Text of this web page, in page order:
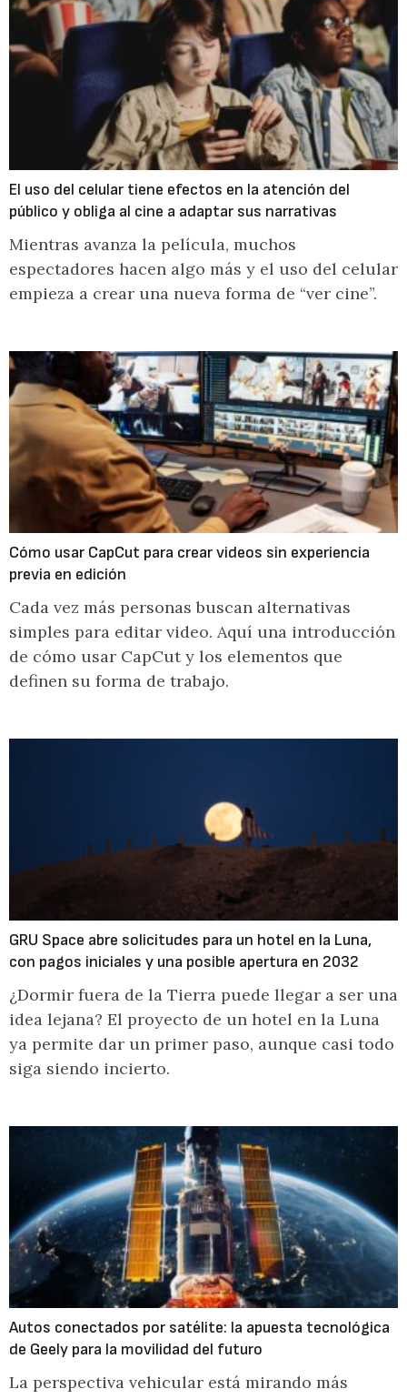
El uso del celular tiene efectos en la atención del
público y obliga al cine a adaptar sus narrativas
Mientras avanza la película, muchos
espectadores hacen algo más y el uso del celular
empieza a crear una nueva forma de “ver cine”.
Cómo usar CapCut para crear videos sin experiencia
previa en edición
Cada vez más personas buscan alternativas
simples para editar video. Aquí una introducción
de cómo usar CapCut y los elementos que
definen su forma de trabajo.
GRU Space abre solicitudes para un hotel en la Luna,
con pagos iniciales y una posible apertura en 2032
¿Dormir fuera de la Tierra puede llegar a ser una
idea lejana? El proyecto de un hotel en la Luna
ya permite dar un primer paso, aunque casi todo
siga siendo incierto.
Autos conectados por satélite: la apuesta tecnológica
de Geely para la movilidad del futuro
La perspectiva vehicular está mirando más